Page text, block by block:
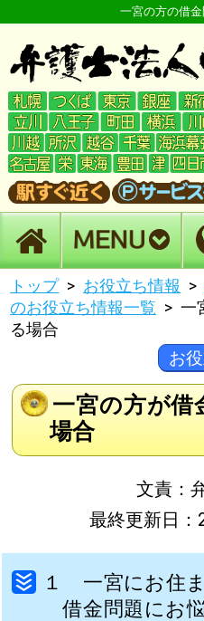
一宮の方の借
トップ お役立ち情報
のお役立ち情報一覧
一
る場合
お
一宮の方が借
場合
文責：
最終更新日：
１ 一宮にお住
借金問題にお